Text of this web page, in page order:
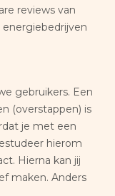
reviews van
gebruikers. Een
(overstappen) is
je met een
hierom
Hierna kan jij
maken. Anders